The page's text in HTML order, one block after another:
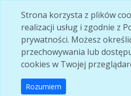
Strona korzysta z plików
realizacji usług i zgodnie z
prywatności. Możesz
przechowywania lub
cookies w Twojej
Rozumiem